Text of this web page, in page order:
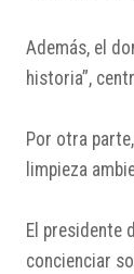
Además, el
historia”,
Por otra parte,
limpieza
El presidente
concienciar